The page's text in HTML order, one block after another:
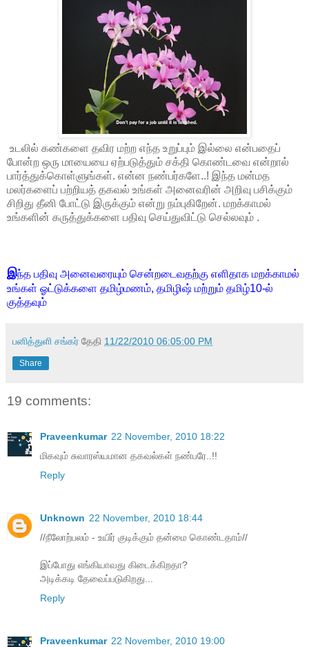
உடலில் கண்களை தவிர மற்ற எந்த உறுப்பும் இல்லை என்பதைப்
போன்ற ஒரு மாயையை ஏற்படுத்தும் சக்தி கொண்டவை என்றால்
பார்த்துக்கொள்ளுங்கள். என்ன நண்பர்களே..! இந்த மன்மத
மலர்களைப் பற்றியத் தகவல் உங்கள் அனைவரின் அறிவு பசிக்கும்
சிறிது தீனி போட்டு இருக்கும் என்று நம்புகிறேன். மறக்காமல்
உங்களின் கருத்துக்களை பதிவு செய்துவிட்டு செல்லவும் .
இந்த பதிவு அனைவரையும் சென்றடைவதற்கு எளிதாக மறக்காமல்
உங்கள் ஓட்டுக்களை தமிழ்மணம், தமிழிஷ் மற்றும் தமிழ்10-ல்
குத்தவும்
பனித்துளி சங்கர் தேதி 11/22/2010 06:05:00 PM
Share
19 comments:
Praveenkumar 22 November, 2010 18:22
மிகவும் சுவாரஸ்யமான தகவல்கள் நண்பரே..!!
Reply
Unknown 22 November, 2010 18:44
//நீலோற்பலம் - உயிர் குடிக்கும் தன்மை கொண்டதாம்//
இப்போது எங்கியாவது கிடைக்கிறதா?
அடிக்கடி தேவைப்படுகிறது...
Reply
Praveenkumar 22 November, 2010 19:00